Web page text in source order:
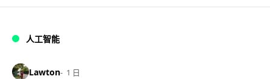
人工智能
Lawton 1 日